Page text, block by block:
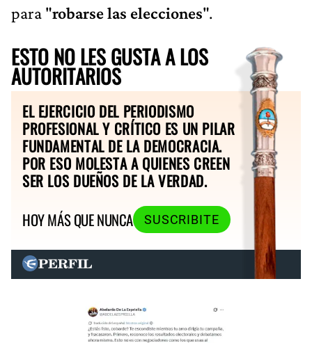
para "robarse las elecciones".
ESTO NO LES GUSTA A LOS
AUTORITARIOS
EL EJERCICIO DEL PERIODISMO
PROFESIONAL Y CRÍTICO ES UN PILAR
FUNDAMENTAL DE LA DEMOCRACIA.
POR ESO MOLESTA A QUIENES CREEN
SER LOS DUEÑOS DE LA VERDAD.
HOY MÁS QUE NUNCA
SUSCRIBITE